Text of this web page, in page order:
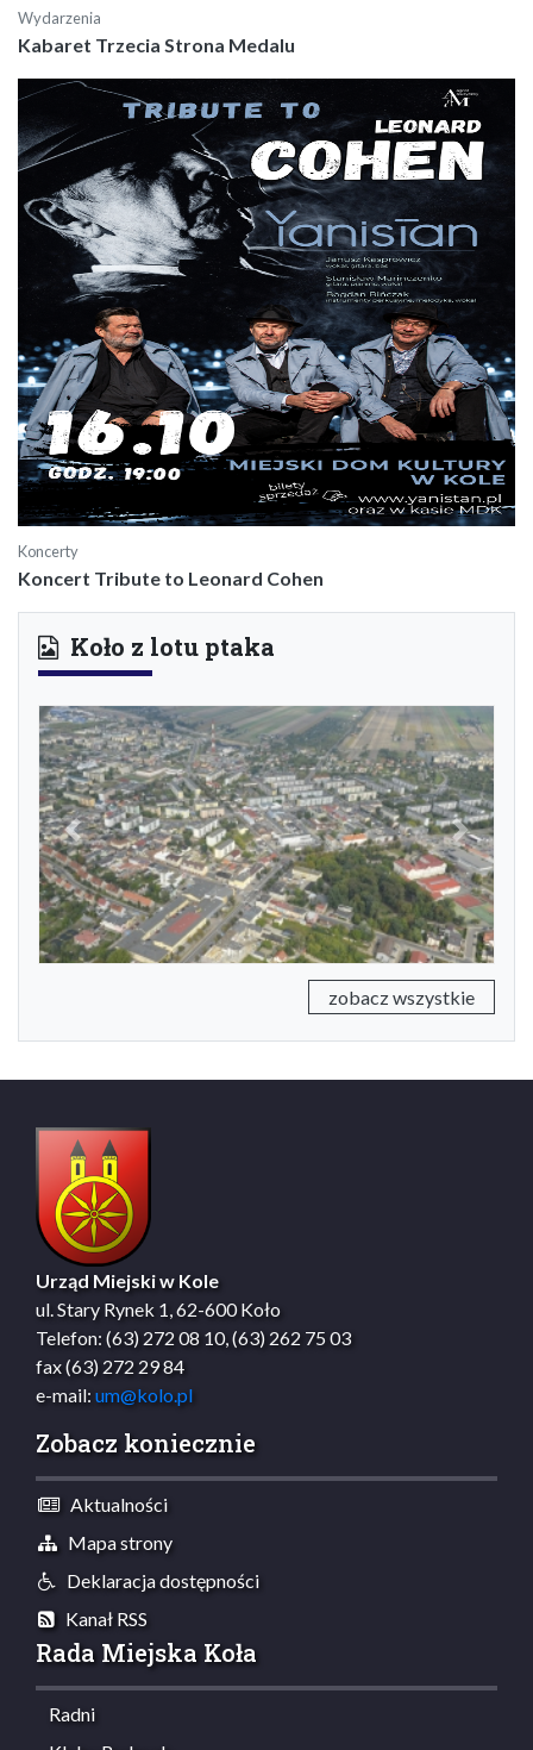
Wydarzenia
Kabaret Trzecia Strona Medalu
Koncerty
Koncert Tribute to Leonard Cohen
Koło z lotu ptaka
Previous Next
zobacz wszystkie
Urząd Miejski w Kole
ul. Stary Rynek 1, 62-600 Koło
Telefon: (63) 272 08 10, (63) 262 75 03
fax (63) 272 29 84
e-mail: um@kolo.pl
Zobacz koniecznie
Aktualności
Mapa strony
Deklaracja dostępności
Kanał RSS
Rada Miejska Koła
Radni